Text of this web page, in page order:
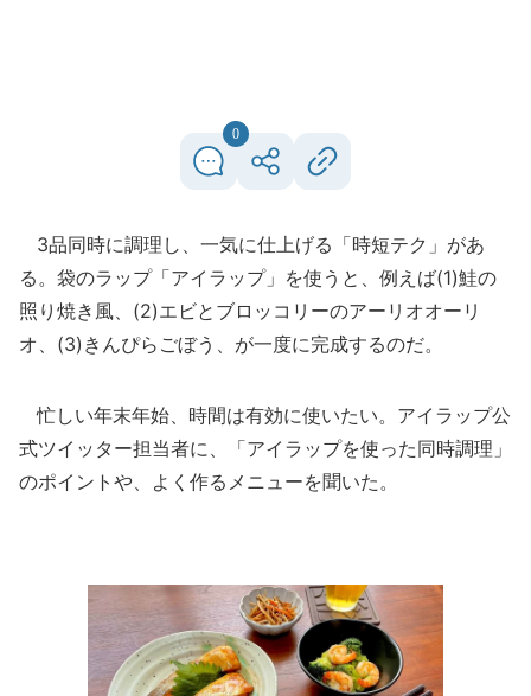
0
3品同時に調理し、一気に仕上げる「時短テク」があ
る。袋のラップ「アイラップ」を使うと、例えば(1)鮭の
照り焼き風、(2)エビとブロッコリーのアーリオオーリ
オ、(3)きんぴらごぼう、が一度に完成するのだ。
忙しい年末年始、時間は有効に使いたい。アイラップ公
式ツイッター担当者に、「アイラップを使った同時調理」
のポイントや、よく作るメニューを聞いた。